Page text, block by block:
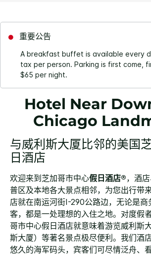
重要公告
A breakfast buffet is available every
tax per person. Parking is first come,
$65 per night.
Hotel Near
Chicago
与威利斯大厦比邻的美国
日酒店
欢迎来到芝加哥市中心假日酒店®，酒
普区及本地各大景点相邻，为您出行带
店就在南运河街I-290公路边，无论是商
客，都是一处理想的入住之地。 对度假
哥市中心假日酒店就意味着游览威利斯
斯大厦）等著名景点极尽便利。我们酒
悠久的海军码头，宾客们可尽情泛舟、